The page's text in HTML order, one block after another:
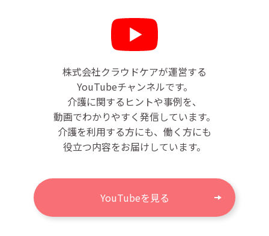
株式会社クラウドケアが運営する
YouTubeチャンネルです。
介護に関するヒントや事例を、
動画でわかりやすく発信しています。
介護を利用する方にも、働く方にも
役立つ内容をお届けしています。
YouTubeを見る